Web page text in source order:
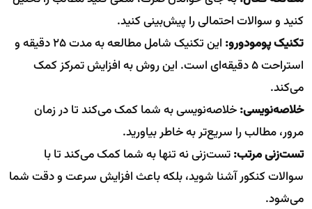
کنید و سوالات احتمالی را پیش‌بینی کنید.
تکنیک پومودورو:
این تکنیک شامل مطالعه به مدت ۲۵ دقیقه و
استراحت ۵ دقیقه‌ای است. این روش به افزایش تمرکز کمک
می‌کند.
خلاصه‌نویسی:خلاصه‌نویسی به شما کمک می‌کند تا در زمان
مرور، مطالب را سریع‌تر به خاطر بیاورید.
تست‌زنی مرتب:تست‌زنی نه تنها به شما کمک می‌کند تا با
سوالات کنکور آشنا شوید، بلکه باعث افزایش سرعت و دقت شما
می‌شود.